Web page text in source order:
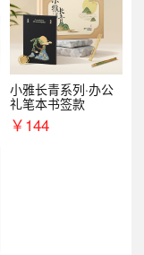
小雅长青系列·办公
礼笔本书签款
￥144